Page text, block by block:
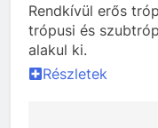
Rendkívül erős
trópusi és
alakul ki.
Részletek